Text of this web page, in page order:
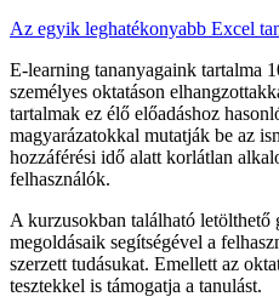
Az egyik leghatékonyabb Excel
E-learning tananyagaink tartalma
személyes oktatáson
tartalmak ez élő előadáshoz
magyarázatokkal mutatják be az
hozzáférési idő alatt korlátlan
felhasználók.
A kurzusokban található letölthető
megoldásaik segítségével a
szerzett tudásukat. Emellett az
tesztekkel is támogatja a tanulást.